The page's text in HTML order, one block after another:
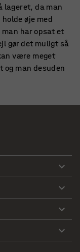
lageret, da man
øje med
har opsat et
gør det muligt så
være meget
man desuden
man må og
reglerne
det overhovedet
være regler for
inden
typer af